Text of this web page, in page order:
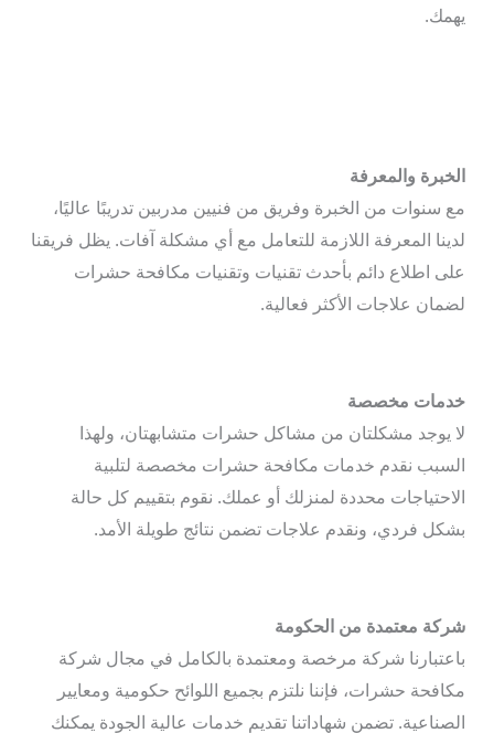
يهمك.
الخبرة والمعرفة
مع سنوات من الخبرة وفريق من فنيين مدربين تدريبًا عاليًا،
لدينا المعرفة اللازمة للتعامل مع أي مشكلة آفات. يظل فريقنا
على اطلاع دائم بأحدث تقنيات وتقنيات مكافحة حشرات
لضمان علاجات الأكثر فعالية.
خدمات مخصصة
لا يوجد مشكلتان من مشاكل حشرات متشابهتان، ولهذا
السبب نقدم خدمات مكافحة حشرات مخصصة لتلبية
الاحتياجات محددة لمنزلك أو عملك. نقوم بتقييم كل حالة
بشكل فردي، ونقدم علاجات تضمن نتائج طويلة الأمد.
شركة معتمدة من الحكومة
باعتبارنا شركة مرخصة ومعتمدة بالكامل في مجال شركة
مكافحة حشرات، فإننا نلتزم بجميع اللوائح حكومية ومعايير
الصناعية. تضمن شهاداتنا تقديم خدمات عالية الجودة يمكنك